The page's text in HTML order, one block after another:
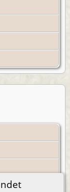
Familienblatt